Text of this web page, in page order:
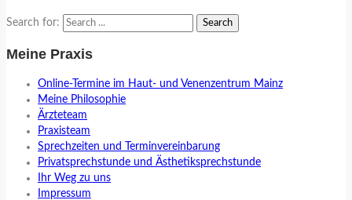
Search for:
Meine Praxis
Online-Termine im Haut- und Venenzentrum Mainz
Meine Philosophie
Ärzteteam
Praxisteam
Sprechzeiten und Terminvereinbarung
Privatsprechstunde und Ästhetiksprechstunde
Ihr Weg zu uns
Impressum